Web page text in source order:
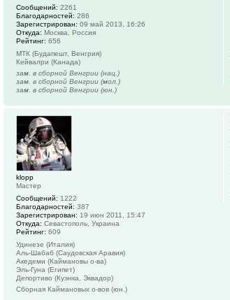
Сообщений: 2261
Благодарностей: 286
Зарегистрирован: 09 май 2013, 16:26
Откуда: Москва, Россия
Рейтинг: 656
МТК (Будапешт, Венгрия)
Кейвалри (Канада)
зам. в сборной Венгрии (нац.)
зам. в сборной Венгрии (мол.)
зам. в сборной Венгрии (юн.)
klopp
Мастер
Сообщений: 1222
Благодарностей: 387
Зарегистрирован: 19 июн 2011, 15:47
Откуда: Севастополь, Украина
Рейтинг: 609
Удинезе (Италия)
Аль-Шабаб (Саудовская Аравия)
Акедеми (Каймановы о-ва)
Эль-Гуна (Египет)
Депортиво (Куэнка, Эквадор)
Сборная Каймановых о-вов (юн.)